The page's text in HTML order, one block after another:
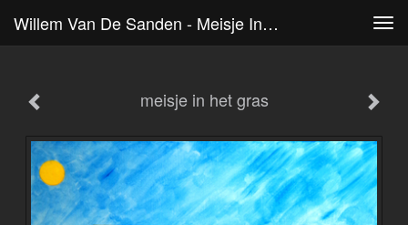
Willem Van De Sanden - Meisje In Het Gras
meisje in het gras